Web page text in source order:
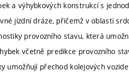
a výhybkových konstrukcí s
jízdní dráze, přičemž v oblasti
provozního stavu, která
včetně predikce provozního
umožňují přechod kolejových